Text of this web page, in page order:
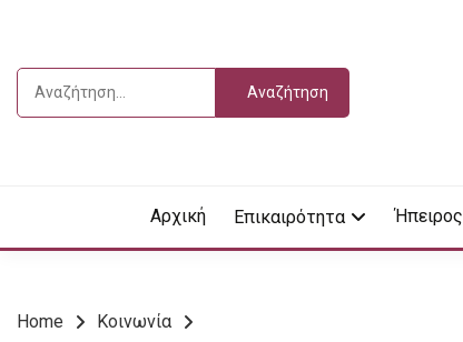
content
Αναζήτηση
Αρχική Επικαιρότητα Ήπειρος
Home Κοινωνία